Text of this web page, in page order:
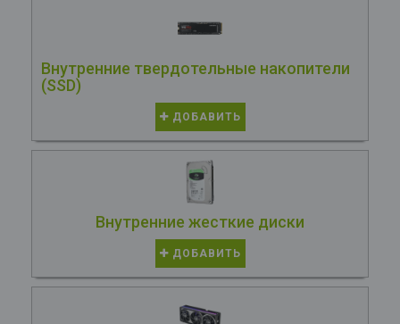
Внутренние твердотельные накопители
(SSD)
ДОБАВИТЬ
Внутренние жесткие диски
ДОБАВИТЬ